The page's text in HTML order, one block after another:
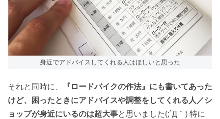
身近でアドバイスしてくれる人はほしいと思った
それと同時に、
『ロードバイクの作法』にも書いてあった
けど、困ったときにアドバイスや調整をしてくれる人／シ
ョップが身近にいるのは超大事と思いました(;´Д｀) 特に